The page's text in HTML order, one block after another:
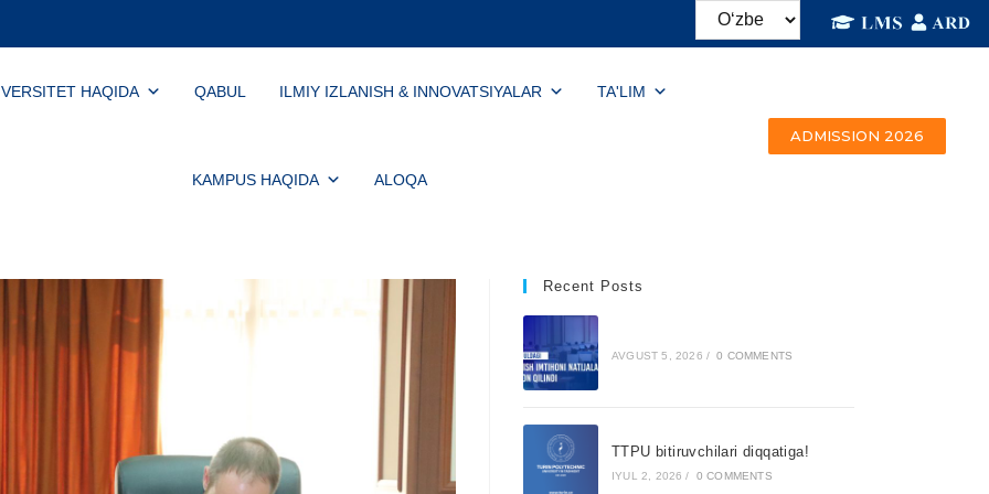
HAQIDA QABUL ILMIY IZLANISH & INNOVATSIYALAR TA'LIM
KAMPUS HAQIDA ALOQA
ADMISSION 2026
Recent Posts
AVGUST 5, 2026 / 0 COMMENTS
TTPU bitiruvchilari diqqatiga!
IYUL 2, 2026 / 0 COMMENTS